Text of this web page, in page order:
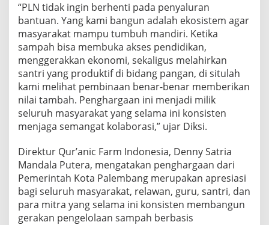
“PLN tidak ingin berhenti pada penyaluran
bantuan. Yang kami bangun adalah ekosistem agar
masyarakat mampu tumbuh mandiri. Ketika
sampah bisa membuka akses pendidikan,
menggerakkan ekonomi, sekaligus melahirkan
santri yang produktif di bidang pangan, di situlah
kami melihat pembinaan benar-benar memberikan
nilai tambah. Penghargaan ini menjadi milik
seluruh masyarakat yang selama ini konsisten
menjaga semangat kolaborasi,” ujar Diksi.
Direktur Qur’anic Farm Indonesia, Denny Satria
Mandala Putera, mengatakan penghargaan dari
Pemerintah Kota Palembang merupakan apresiasi
bagi seluruh masyarakat, relawan, guru, santri, dan
para mitra yang selama ini konsisten membangun
gerakan pengelolaan sampah berbasis